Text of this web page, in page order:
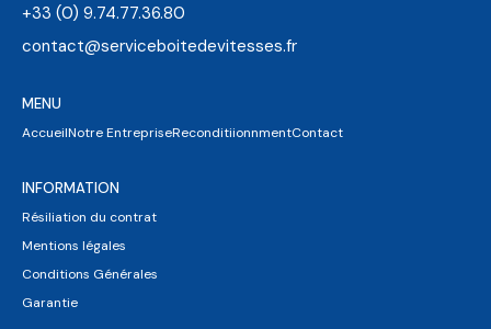
+33 (0) 9.74.77.36.80
contact@serviceboitedevitesses.fr
MENU
AccueilNotre EntrepriseReconditiionnmentContact
INFORMATION
Résiliation du contrat
Mentions légales
Conditions Générales
Garantie